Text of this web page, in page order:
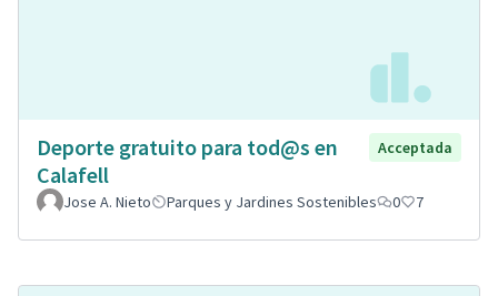
Deporte gratuito para tod@s en
Calafell
Acceptada
Jose A. Nieto Parques y Jardines Sostenibles 0 7